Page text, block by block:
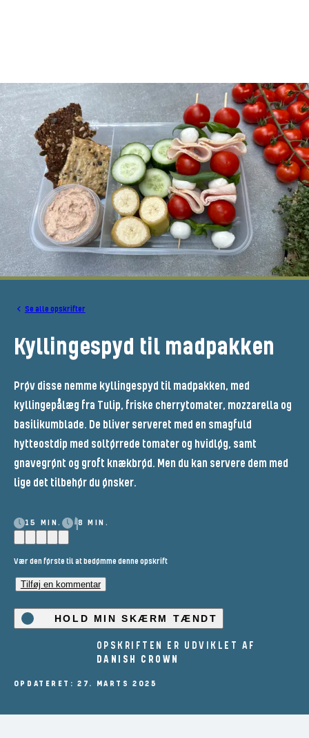
Se alle opskrifter
Kyllingespyd til madpakken
Prøv disse nemme kyllingespyd til madpakken, med
kyllingepålæg fra Tulip, friske cherrytomater, mozzarella og
basilikumblade. De bliver serveret med en smagfuld
hytteostdip med soltørrede tomater og hvidløg, samt
gnavegrønt og groft knækbrød. Men du kan servere dem med
lige det tilbehør du ønsker.
15 MIN. 8 MIN.
Vær den første til at bedømme denne opskrift
Tilføj en kommentar
HOLD MIN SKÆRM TÆNDT
OPSKRIFTEN ER UDVIKLET AF
DANISH CROWN
OPDATERET: 27. MARTS 2025